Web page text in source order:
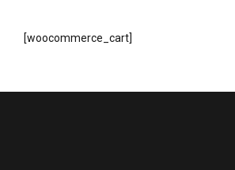
[woocommerce_cart]